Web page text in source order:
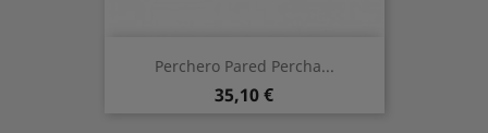
Perchero Pared Percha...
Preis
35,10 €